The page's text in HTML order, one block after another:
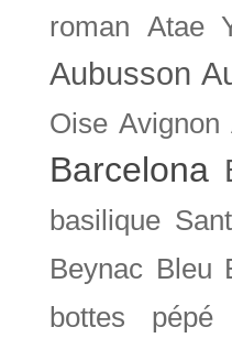
roman Atae
Aubusson
Oise Avignon
Barcelona
basilique
Beynac Bleu
bottes pépé